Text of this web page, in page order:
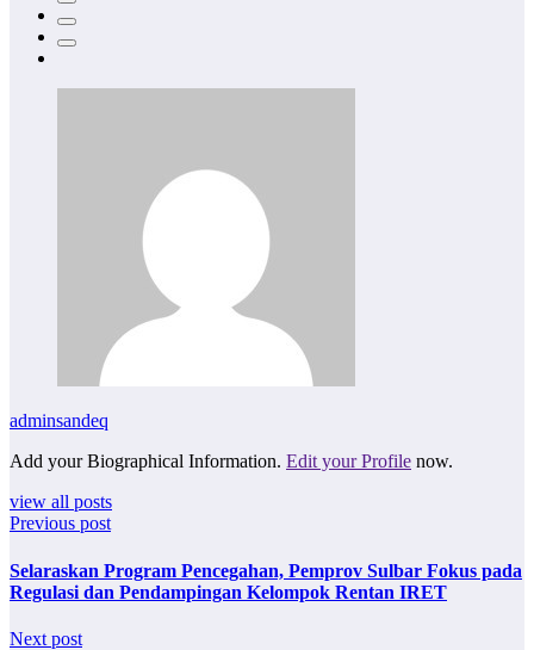
adminsandeq
Add your Biographical Information. Edit your Profile now.
view all posts
Previous post
Selaraskan Program Pencegahan, Pemprov Sulbar Fokus pada
Regulasi dan Pendampingan Kelompok Rentan IRET
Next post